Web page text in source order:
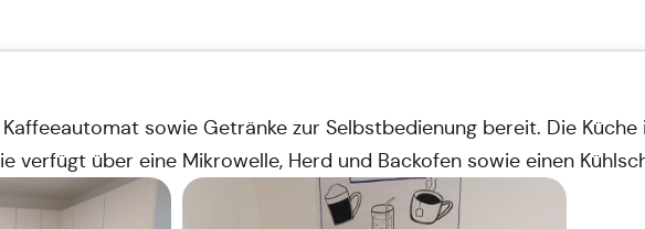
sowie Getränke zur Selbstbedienung bereit. Die
verfügt über eine Mikrowelle, Herd und Backofen sowie einen